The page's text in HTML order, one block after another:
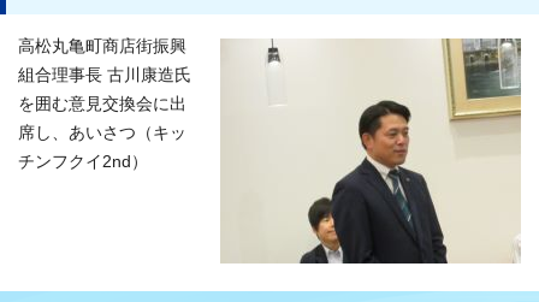
高松丸亀町商店街振興
組合理事長 古川康造氏
を囲む意見交換会に出
席し、あいさつ（キッ
チンフクイ2nd）